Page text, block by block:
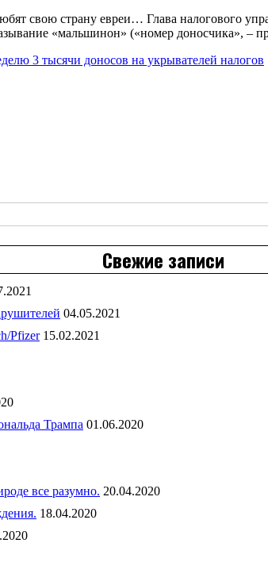
свою страну евреи… Глава налогового
«мальшинон» («номер доносчика», –
3 тысячи доносов на укрывателей налогов
Свежие записи
04.05.2021
Pfizer 15.02.2021
Трампа 01.06.2020
все разумно. 20.04.2020
18.04.2020